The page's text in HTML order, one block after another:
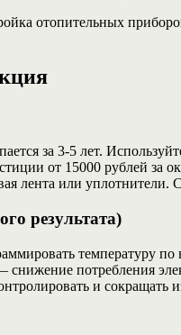
отопительных
за 3-5 лет.
от 15000 рублей за
лента или уплотнители.
результата)
температуру
потребления
и сокращать